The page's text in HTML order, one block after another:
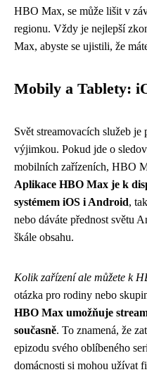
HBO Max, se může lišit v
regionu. Vždy je nejlepší
Max, abyste se ujistili, že
Mobily a Tablety:
Svět streamovacích služeb
výjimkou. Pokud jde o
mobilních zařízeních, HBO
Aplikace HBO Max je k
systémem iOS i Android,
nebo dáváte přednost světu
škále obsahu.
Kolik zařízení ale můžete k
otázka pro rodiny nebo
HBO Max umožňuje
současně. To znamená, že
epizodu svého oblíbeného
domácnosti si mohou užívat